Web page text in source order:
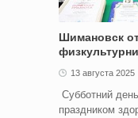
Шимановск
13 августа 2025
Субботний
праздником